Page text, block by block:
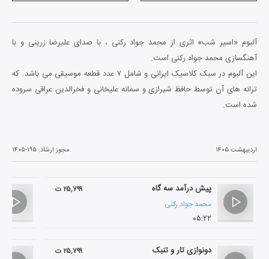
آلبوم «اسیر شب» اثری از محمد جواد رکنی ، با صدای علیرضا زرینی و با
آهنگسازی محمد جواد رکنی است.
این آلبوم در سبک کلاسیک ایرانی و شامل ۷ عدد قطعه موسیقی می باشد. که
ترانه های آن توسط حافظ شیرازی و سمانه علیخانی و فخرالدین عراقی سروده
شده است.
اردیبهشت ۱۴۰۵ مجوز ارشاد: ۱۴۰۵-۱۹۵
پیش درآمد سه گاه
محمد جواد رکنی
۰۵:۲۲
۲۵,۷۹۹ ت
دونوازی تار و تنبک ۲۵,۷۹۹ ت